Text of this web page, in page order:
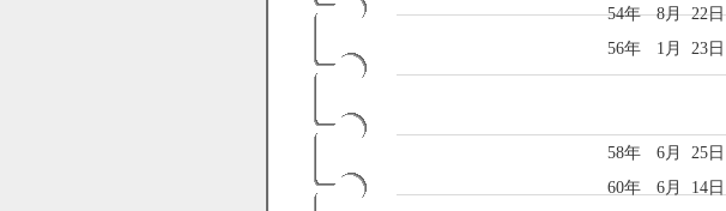
54年
8月 22日
56年
1月 23日
58年
6月 25日
60年
6月 14日